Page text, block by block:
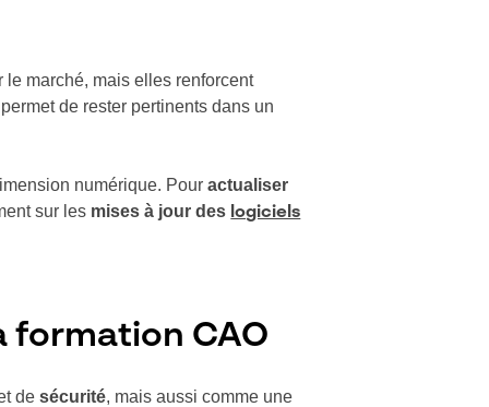
marché, mais elles renforcent
de rester pertinents dans un
numérique. Pouractualiser
sur les mises à jour des logiciels
formation CAO
desécurité, mais aussi comme une